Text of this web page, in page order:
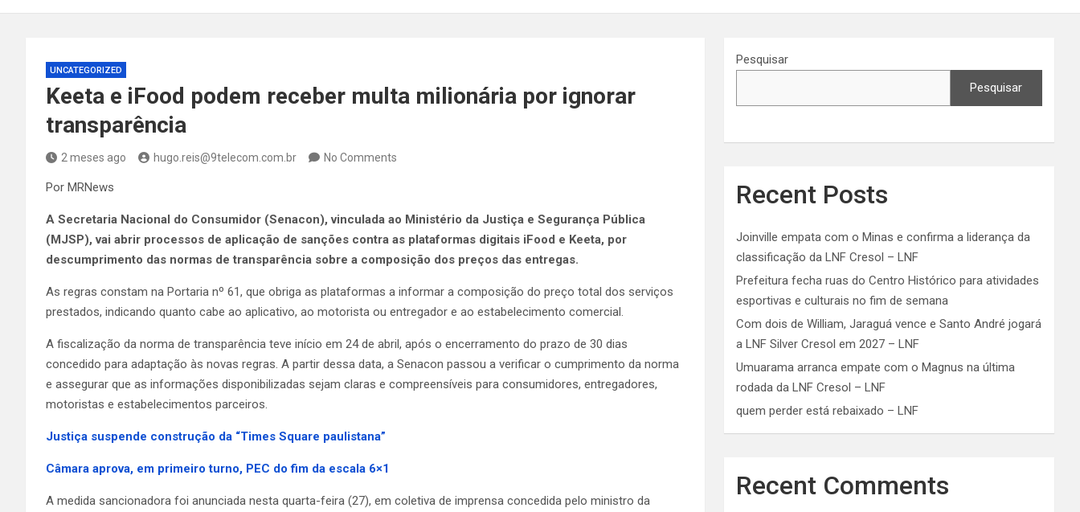
UNCATEGORIZED
Keeta e iFood podem receber multa milionária por ignorar
transparência
2 meses ago hugo.reis@9telecom.com.br No Comments
Por MRNews
A Secretaria Nacional do Consumidor (Senacon), vinculada ao Ministério da Justiça e Segurança Pública
(MJSP), vai abrir processos de aplicação de sanções contra as plataformas digitais iFood e Keeta, por
descumprimento das normas de transparência sobre a composição dos preços das entregas.
As regras constam na Portaria nº 61, que obriga as plataformas a informar a composição do preço total dos serviços
prestados, indicando quanto cabe ao aplicativo, ao motorista ou entregador e ao estabelecimento comercial.
A fiscalização da norma de transparência teve início em 24 de abril, após o encerramento do prazo de 30 dias
concedido para adaptação às novas regras. A partir dessa data, a Senacon passou a verificar o cumprimento da norma
e assegurar que as informações disponibilizadas sejam claras e compreensíveis para consumidores, entregadores,
motoristas e estabelecimentos parceiros.
Justiça suspende construção da “Times Square paulistana”
Câmara aprova, em primeiro turno, PEC do fim da escala 6×1
A medida sancionadora foi anunciada nesta quarta-feira (27), em coletiva de imprensa concedida pelo ministro da
Pesquisar
Pesquisar
Recent Posts
Joinville empata com o Minas e confirma a liderança da
classificação da LNF Cresol – LNF
Prefeitura fecha ruas do Centro Histórico para atividades
esportivas e culturais no fim de semana
Com dois de William, Jaraguá vence e Santo André jogará
a LNF Silver Cresol em 2027 – LNF
Umuarama arranca empate com o Magnus na última
rodada da LNF Cresol – LNF
quem perder está rebaixado – LNF
Recent Comments